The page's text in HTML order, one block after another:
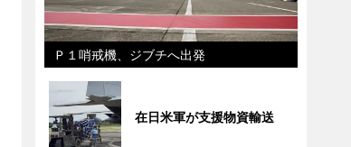
Ｐ１哨戒機、ジブチへ出発
在日米軍が支援物資輸送